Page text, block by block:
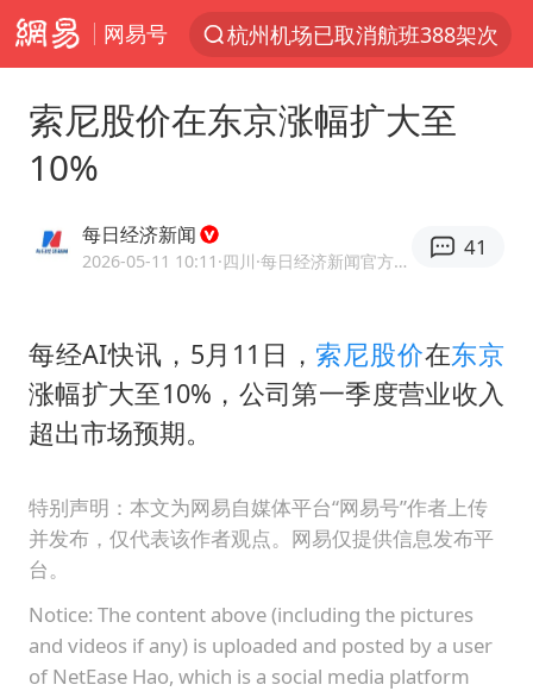
网易号
杭州机场已取消航班388架次
王艺迪无缘横滨赛决赛
上门女婿出轨女邻居多年被判重婚罪
以军士兵把枪口对准中国记者
韩军前线部队连曝丑闻
上海大部迎大暴雨
索尼股价在东京涨幅扩大至
10%
每日经济新闻
2026-05-11 10:11 ·四川 ·每日经济新闻官方网易号
41
每经AI快讯，5月11日， 索尼股价在东京
涨幅扩大至10%，公司第一季度营业收入
超出市场预期。
特别声明：本文为网易自媒体平台“网易号”作者上传
并发布，仅代表该作者观点。网易仅提供信息发布平
台。
Notice: The content above (including the pictures
and videos if any) is uploaded and posted by a user
of NetEase Hao, which is a social media platform